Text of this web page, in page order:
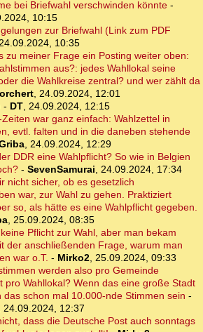
bei Briefwahl verschwinden könnte -
10:15
zur Briefwahl (Link zum PDF
10:35
zu meiner Frage ein Posting weiter oben:
aus?: jedes Wahllokal seine
die Wahlkreise zentral? und wer zählt da
, 24.09.2024, 12:01
- DT, 24.09.2024, 12:15
war ganz einfach: Wahlzettel in
evtl. falten und in die daneben stehende
, 24.09.2024, 12:29
DDR eine Wahlpflicht? So wie in Belgien
- SevenSamurai, 24.09.2024, 17:34
nicht sicher, ob es gesetzlich
war, zur Wahl zu gehen. Praktiziert
so, als hätte es eine Wahlpflicht gegeben.
, 25.09.2024, 08:35
Pflicht zur Wahl, aber man bekam
der anschließenden Frage, warum man
war o.T. - Mirko2, 25.09.2024, 09:33
werden also pro Gemeinde
pro Wahllokal? Wenn das eine große Stadt
das schon mal 10.000-nde Stimmen sein -
24.09.2024, 12:37
dass die Deutsche Post auch sonntags